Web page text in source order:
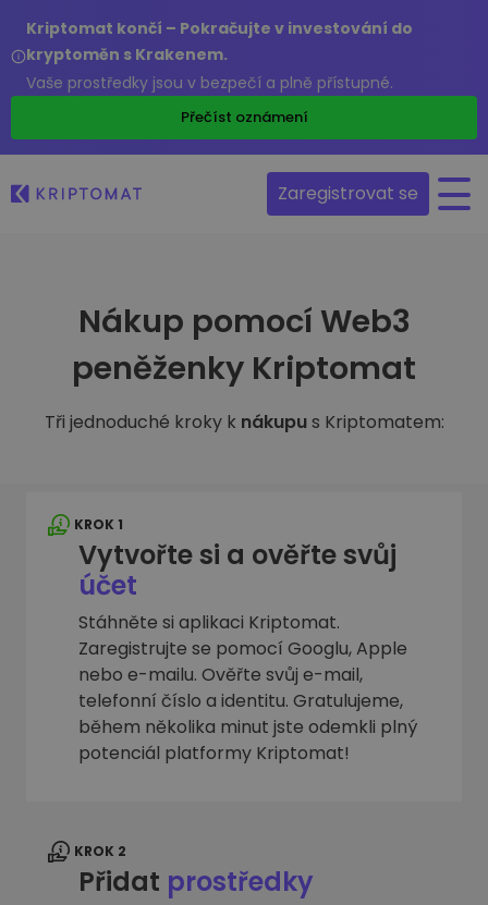
Kriptomat končí – Pokračujte v investování do
kryptoměn s Krakenem.
Vaše prostředky jsou v bezpečí a plně přístupné.
Přečíst oznámení
Zaregistrovat se
Nákup pomocí Web3
peněženky Kriptomat
Tři jednoduché kroky k nákupus Kriptomatem:
KROK 1
Vytvořte si a ověřte svůj
účet
Stáhněte si aplikaci Kriptomat.
Zaregistrujte se pomocí Googlu, Apple
nebo e-mailu. Ověřte svůj e-mail,
telefonní číslo a identitu. Gratulujeme,
během několika minut jste odemkli plný
potenciál platformy Kriptomat!
KROK 2
Přidat prostředky